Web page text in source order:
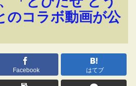
のコラボ動画が公
Facebook はてブ